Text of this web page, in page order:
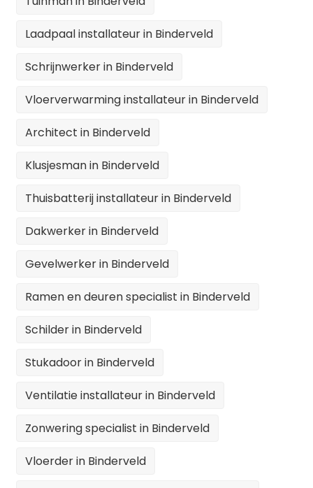
Laadpaal installateur in Binderveld
Schrijnwerker in Binderveld
Vloerverwarming installateur in Binderveld
Architect in Binderveld
Klusjesman in Binderveld
Thuisbatterij installateur in Binderveld
Dakwerker in Binderveld
Gevelwerker in Binderveld
Ramen en deuren specialist in Binderveld
Schilder in Binderveld
Stukadoor in Binderveld
Ventilatie installateur in Binderveld
Zonwering specialist in Binderveld
Vloerder in Binderveld